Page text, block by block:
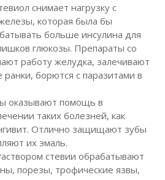
снимает нагрузку с
которая была бы
больше инсулина для
глюкозы. Препараты со
работу желудка, залечивают
борются с паразитами в
оказывают помощь в
таких болезней, как
Отлично защищают зубы
их эмаль.
стевии обрабатывают
порезы, трофические язвы,